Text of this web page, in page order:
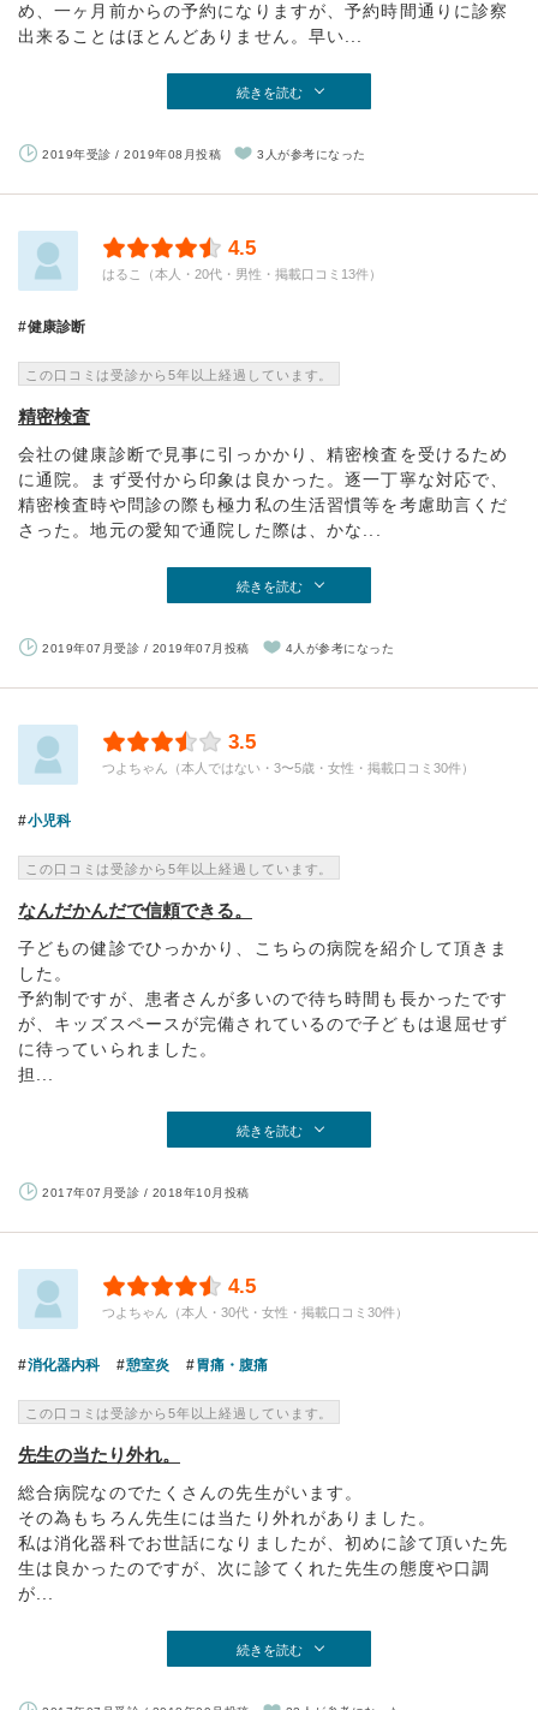
め、一ヶ月前からの予約になりますが、予約時間通りに診察
出来ることはほとんどありません。早い...
続きを読む
2019年受診 / 2019年08月投稿 3人が参考になった
4.5
はるこ（本人・20代・男性・掲載口コミ13件）
健康診断
この口コミは受診から5年以上経過しています。
精密検査
会社の健康診断で見事に引っかかり、精密検査を受けるため
に通院。まず受付から印象は良かった。逐一丁寧な対応で、
精密検査時や問診の際も極力私の生活習慣等を考慮助言くだ
さった。地元の愛知で通院した際は、かな...
続きを読む
2019年07月受診 / 2019年07月投稿 4人が参考になった
3.5
つよちゃん（本人ではない・3〜5歳・女性・掲載口コミ30件）
小児科
この口コミは受診から5年以上経過しています。
なんだかんだで信頼できる。
子どもの健診でひっかかり、こちらの病院を紹介して頂きま
した。
予約制ですが、患者さんが多いので待ち時間も長かったです
が、キッズスペースが完備されているので子どもは退屈せず
に待っていられました。
担...
続きを読む
2017年07月受診 / 2018年10月投稿
4.5
つよちゃん（本人・30代・女性・掲載口コミ30件）
消化器内科 憩室炎 胃痛・腹痛
この口コミは受診から5年以上経過しています。
先生の当たり外れ。
総合病院なのでたくさんの先生がいます。
その為もちろん先生には当たり外れがありました。
私は消化器科でお世話になりましたが、初めに診て頂いた先
生は良かったのですが、次に診てくれた先生の態度や口調
が...
続きを読む